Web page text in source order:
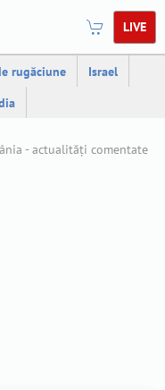
LIVE
rugăciune
Israel
- actualități comentate